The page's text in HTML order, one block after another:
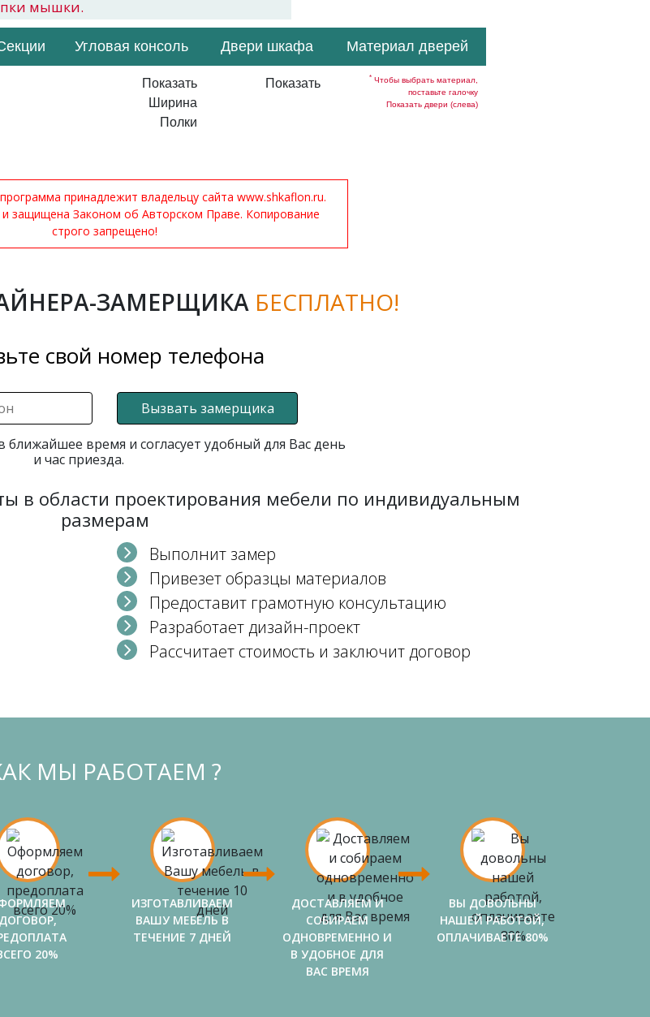
мышки.
Угловая консоль Двери шкафа Материал дверей
Показать
Ширина
Полки
Показать * Чтобы выбрать материал,
поставьте галочку
Показать двери (слева)
принадлежит владельцу сайта www.shkaflon.ru.
защищена Законом об Авторском Праве. Копирование
строго запрещено!
ЗАМЕРЩИКА БЕСПЛАТНО!
свой номер телефона
Вызвать замерщика
ближайшее время и согласует удобный для Вас день
и час приезда.
в области проектирования мебели по индивидуальным
размерам
Выполнит замер
Привезет образцы материалов
Предоставит грамотную консультацию
Разработает дизайн-проект
Рассчитает стоимость и заключит договор
МЫ РАБОТАЕМ ?
ДОГОВОР,
20%
ИЗГОТАВЛИВАЕМ
ВАШУ МЕБЕЛЬ В
ТЕЧЕНИЕ 7 ДНЕЙ
ДОСТАВЛЯЕМ И
СОБИРАЕМ
ОДНОВРЕМЕННО И
В УДОБНОЕ ДЛЯ
ВАС ВРЕМЯ
ВЫ ДОВОЛЬНЫ
НАШЕЙ РАБОТОЙ,
ОПЛАЧИВАЕТЕ 80%